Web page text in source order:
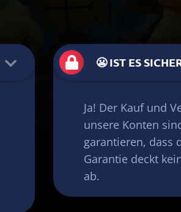
😬 IST ES
Ja! Der Kauf und
unsere Konten
garantieren, dass
Garantie deckt
ab.